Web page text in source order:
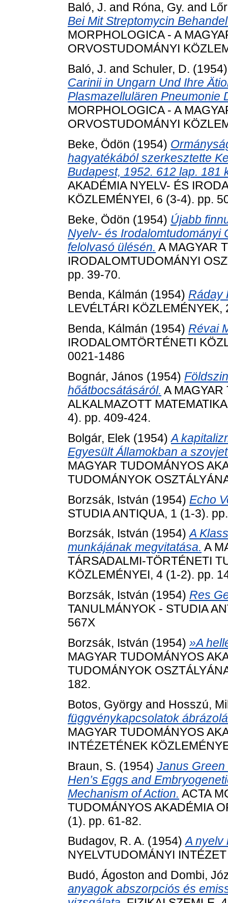
Baló, J. and Róna, Gy. and
Bei Mit Streptomycin
MORPHOLOGICA - A
ORVOSTUDOMÁNYI
Baló, J. and Schuler, D.
Carinii in Ungarn Und Ihre
Plasmazellulären Pneumonie
MORPHOLOGICA - A
ORVOSTUDOMÁNYI
Beke, Ödön (1954)
hagyatékából szerkesztette
Budapest, 1952. 612 lap. 181
AKADÉMIA NYELV- ÉS
KÖZLEMÉNYEI, 6 (3-4). pp.
Beke, Ödön (1954) Újabb
Nyelv- és Irodalomtudományi
felolvasó ülésén. A MAGYAR
IRODALOMTUDOMÁNYI
pp. 39-70.
Benda, Kálmán (1954) Ráday
LEVÉLTÁRI
Benda, Kálmán (1954) Révai
IRODALOMTÖRTÉNETI
0021-1486
Bognár, János (1954)
hőátbocsátásáról. A MAGYAR
ALKALMAZOTT
4). pp. 409-424.
Bolgár, Elek (1954)A
Egyesült Államokban a
MAGYAR TUDOMÁNYOS
TUDOMÁNYOK
Borzsák, István (1954) Echo
STUDIA ANTIQUA, 1 (1-3).
Borzsák, István (1954)A
munkájának megvitatása. A
TÁRSADALMI-TÖRTÉNETI
KÖZLEMÉNYEI, 4 (1-2). pp.
Borzsák, István (1954) Res
TANULMÁNYOK - STUDIA
567X
Borzsák, István (1954) »A
MAGYAR TUDOMÁNYOS
TUDOMÁNYOK
182.
Botos, György and Hosszú,
függvénykapcsolatok
MAGYAR TUDOMÁNYOS
INTÉZETÉNEK
Braun, S. (1954) Janus Green
Hen’s Eggs and
Mechanism of Action. ACTA
TUDOMÁNYOS AKADÉMIA
(1). pp. 61-82.
Budagov, R. A. (1954)A nyelv
NYELVTUDOMÁNYI
Budó, Ágoston and Dombi,
anyagok abszorpciós és